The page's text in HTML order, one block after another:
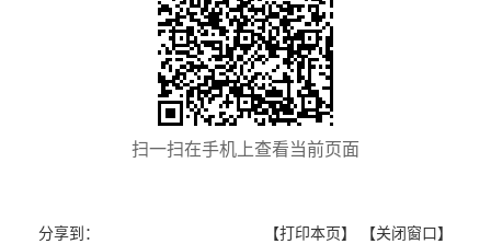
扫一扫在手机上查看当前页面
【打印本页】 【关闭窗口】
分享到：